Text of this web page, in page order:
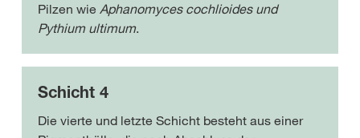
Pilzen wie Aphanomyces cochlioides und
Pythium ultimum.
Schicht 4
Die vierte und letzte Schicht besteht aus einer